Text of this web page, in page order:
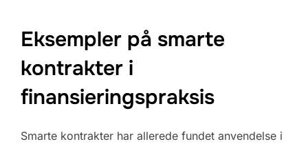
Eksempler på smarte
kontrakter i
finansieringspraksis
Smarte kontrakter har allerede fundet anvendelse i